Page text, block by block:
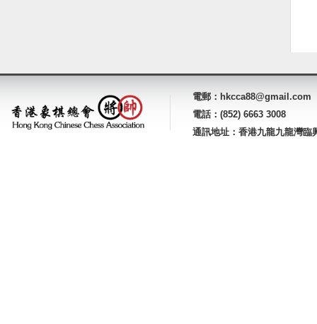
電郵：hkcca88@gmail.com
電話：(852) 6663 3008
通訊地址：香港九龍九龍灣臨